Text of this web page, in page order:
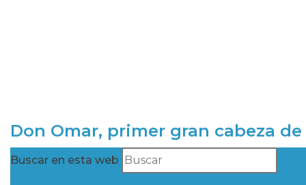
Don Omar, primer gran cabeza
Buscar en esta web